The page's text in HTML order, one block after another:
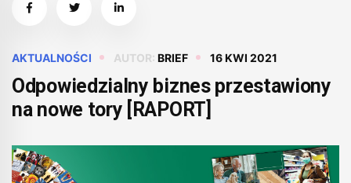
AKTUALNOŚCI AUTOR: BRIEF 16 KWI 2021
Odpowiedzialny biznes przestawiony
na nowe tory [RAPORT]